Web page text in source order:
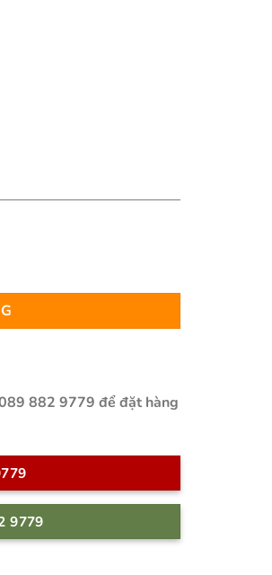
882 9779 để đặt hàng
9779